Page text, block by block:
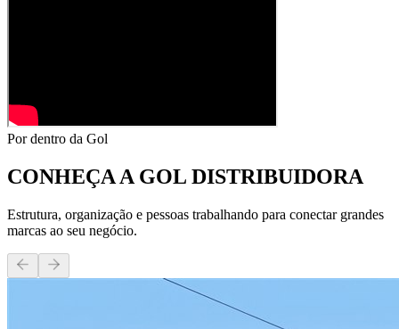
Por dentro da Gol
CONHEÇA AGOL DISTRIBUIDORA
Estrutura, organização e pessoas trabalhando para conectar grandes
marcas ao seu negócio.